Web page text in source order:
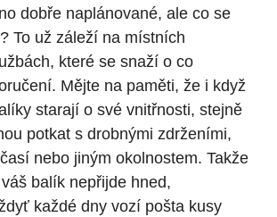
dobře naplánované, ale co se
To už záleží na místních
které se snaží o co
Mějte na paměti, že i když
starají o své vnitřnosti, stejně
potkat s drobnými zdrženími,
nebo jiným okolnostem. Takže
balík nepřijde hned,
každé dny vozí pošta kusy